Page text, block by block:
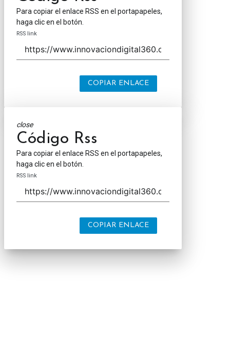
Para copiar el enlace RSS en el portapapeles,
haga clic en el botón.
RSS link
COPIAR ENLACE
close
Código Rss
Para copiar el enlace RSS en el portapapeles,
haga clic en el botón.
RSS link
COPIAR ENLACE